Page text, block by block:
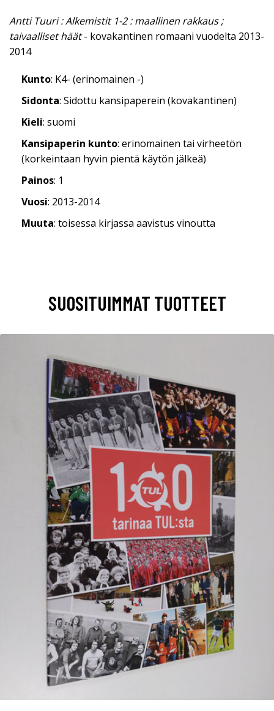
Antti Tuuri : Alkemistit 1-2 : maallinen rakkaus ;
taivaalliset häät- kovakantinen romaani vuodelta 2013-
2014
Kunto: K4- (erinomainen -)
Sidonta: Sidottu kansipaperein (kovakantinen)
Kieli: suomi
Kansipaperin kunto: erinomainen tai virheetön
(korkeintaan hyvin pientä käytön jälkeä)
Painos: 1
Vuosi: 2013-2014
Muuta: toisessa kirjassa aavistus vinoutta
SUOSITUIMMAT TUOTTEET